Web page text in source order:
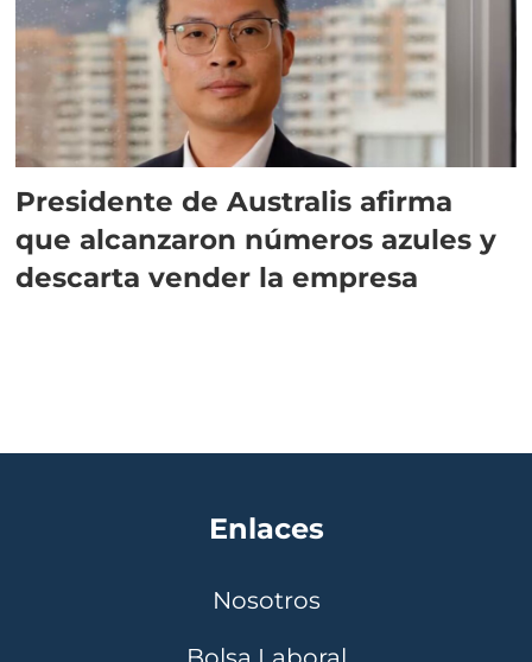
Presidente de Australis afirma
que alcanzaron números azules y
descarta vender la empresa
Enlaces
Nosotros